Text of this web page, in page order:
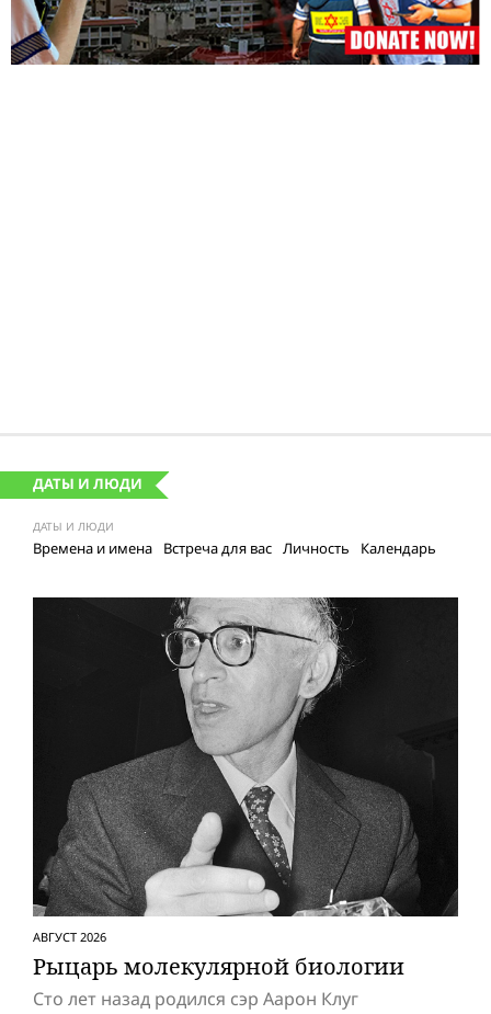
ДАТЫ И ЛЮДИ
ДАТЫ И ЛЮДИ
Времена и имена Встреча для вас Личность Календарь
АВГУСТ 2026
Рыцарь молекулярной биологии
Сто лет назад родился сэр Аарон Клуг